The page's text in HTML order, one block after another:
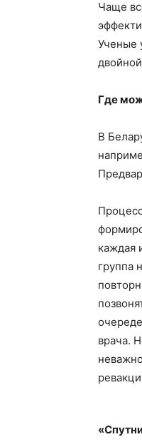
Чаще
Ученые
Где
В
каждая
группа
врача.